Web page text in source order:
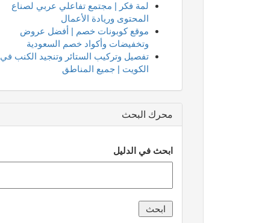
لمة فكر | مجتمع تفاعلي عربي لصناع
المحتوى وريادة الأعمال
موقع كوبونات خصم | أفضل عروض
وتخفيضات وأكواد خصم السعودية
تفصيل وتركيب الستائر وتنجيد الكنب في
الكويت | جميع المناطق
محرك البحث
ابحث في الدليل